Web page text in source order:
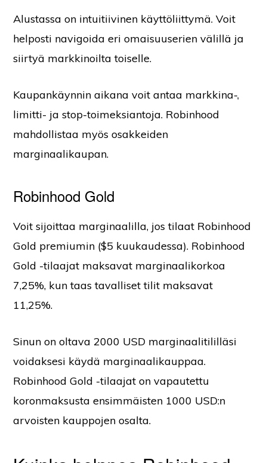
Alustassa on intuitiivinen käyttöliittymä. Voit
helposti navigoida eri omaisuuserien välillä ja
siirtyä markkinoilta toiselle.
Kaupankäynnin aikana voit antaa markkina-,
limitti- ja stop-toimeksiantoja. Robinhood
mahdollistaa myös osakkeiden
marginaalikaupan.
Robinhood Gold
Voit sijoittaa marginaalilla, jos tilaat Robinhood
Gold premiumin ($5 kuukaudessa). Robinhood
Gold -tilaajat maksavat marginaalikorkoa
7,25%, kun taas tavalliset tilit maksavat
11,25%.
Sinun on oltava 2000 USD marginaalitililläsi
voidaksesi käydä marginaalikauppaa.
Robinhood Gold -tilaajat on vapautettu
koronmaksusta ensimmäisten 1000 USD:n
arvoisten kauppojen osalta.